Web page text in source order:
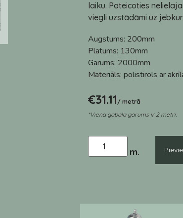
laiku. Pateicoties
viegli uzstādāmi uz
Augstums: 200mm
Platums: 130mm
Garums: 2000mm
Materiāls: polistirols ar
€31.11 / metrā
*Viena gabala garums ir 2 metri.